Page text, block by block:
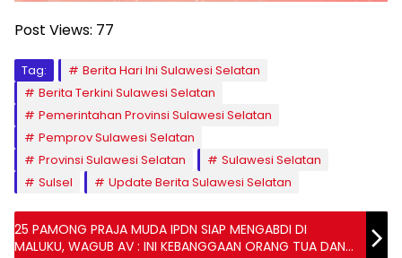
Post Views: 77
Tag:
Berita Hari Ini Sulawesi Selatan
Berita Terkini Sulawesi Selatan
Pemerintahan Provinsi Sulawesi Selatan
Pemprov Sulawesi Selatan
Provinsi Sulawesi Selatan
Sulawesi Selatan
Sulsel
Update Berita Sulawesi Selatan
25 PAMONG PRAJA MUDA IPDN SIAP MENGABDI DI
MALUKU, WAGUB AV : INI KEBANGGAAN ORANG TUA DAN